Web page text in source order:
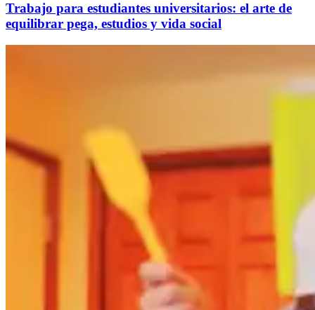
Trabajo para estudiantes universitarios: el arte de
equilibrar pega, estudios y vida social